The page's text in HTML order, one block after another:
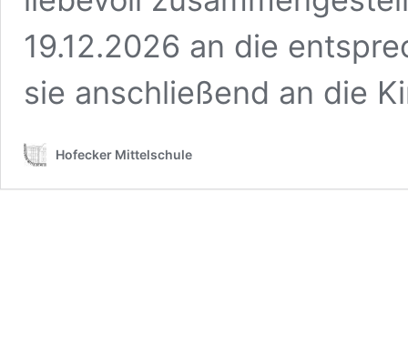
19.12.2026 an die
sie anschließend an die
Hofecker Mittelschule